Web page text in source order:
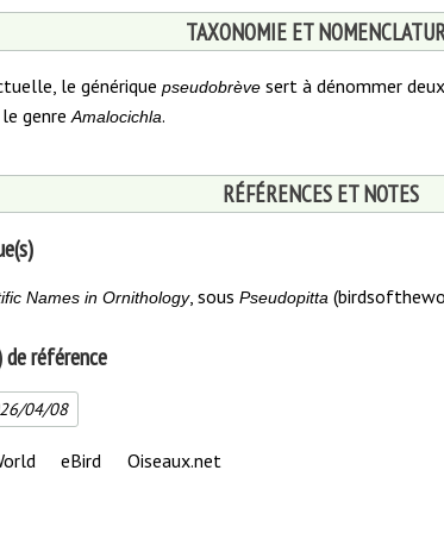
TAXONOMIE ET
le générique pseudobrève sert à dénommer
le genreAmalocichla.
RÉFÉRENCES ET NOTES
Names in Ornithology, sous Pseudopitta
de référence
04/08
eBird Oiseaux.net